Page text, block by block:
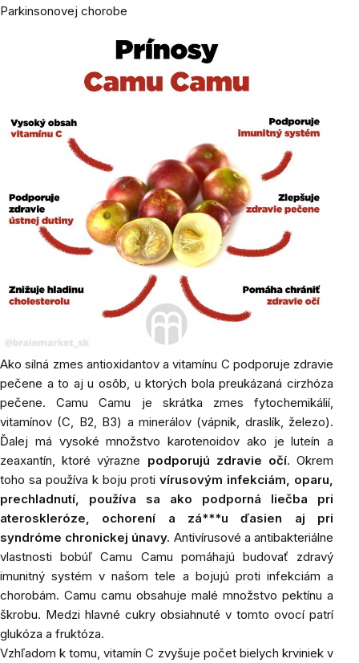
Parkinsonovej chorobe
Ako silná zmes antioxidantov a vitamínu C podporuje zdravie
pečene a to aj u osôb, u ktorých bola preukázaná cirzhóza
pečene. Camu Camu je skrátka zmes fytochemikálií,
vitamínov (C, B2, B3) a minerálov (vápnik, draslík, železo).
Ďalej má vysoké množstvo karotenoidov ako je luteín a
zeaxantín, ktoré výrazne podporujú zdravie očí. Okrem
toho sa používa k boju proti vírusovým infekciám, oparu,
prechladnutí, používa sa ako podporná liečba pri
ateroskleróze, ochorení a zá***u ďasien aj pri
syndróme chronickej únavy. Antivírusové a antibakteriálne
vlastnosti bobúľ Camu Camu pomáhajú budovať zdravý
imunitný systém v našom tele a bojujú proti infekciám a
chorobám. Camu camu obsahuje malé množstvo pektínu a
škrobu. Medzi hlavné cukry obsiahnuté v tomto ovocí patrí
glukóza a fruktóza.
Vzhľadom k tomu,vitamín C zvyšuje počet bielych krviniek v